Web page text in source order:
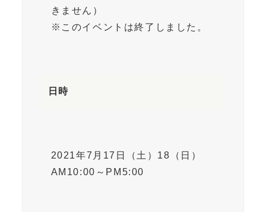
きません）
※このイベントは終了しました。
日時
2021年7月17日（土）18（日）
AM10:00～PM5:00